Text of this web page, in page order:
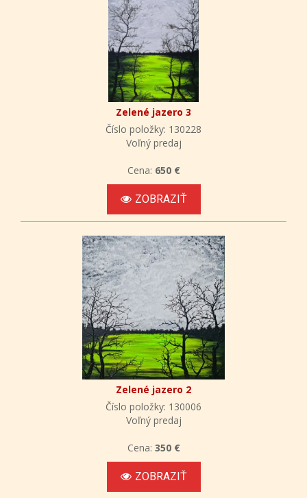
Zelené jazero 3
Číslo položky: 130228
Voľný predaj
Cena: 650 €
ZOBRAZIŤ
Zelené jazero 2
Číslo položky: 130006
Voľný predaj
Cena: 350 €
ZOBRAZIŤ